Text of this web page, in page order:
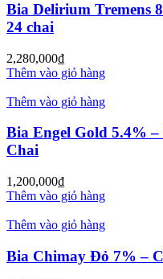
Bia Delirium Tremens
24 chai
2,280,000₫
Thêm vào giỏ hàng
Thêm vào giỏ hàng
Bia Engel Gold 5.4%
Chai
1,200,000₫
Thêm vào giỏ hàng
Thêm vào giỏ hàng
Bia Chimay Đỏ 7% –